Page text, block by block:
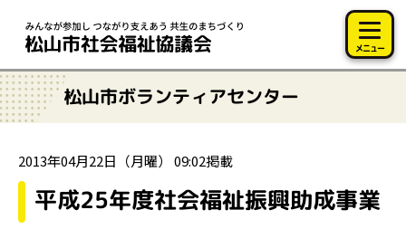
メニュー
松山市ボランティアセンター
2013年04月22日（月曜） 09:02掲載
平成25年度社会福祉振興助成事業